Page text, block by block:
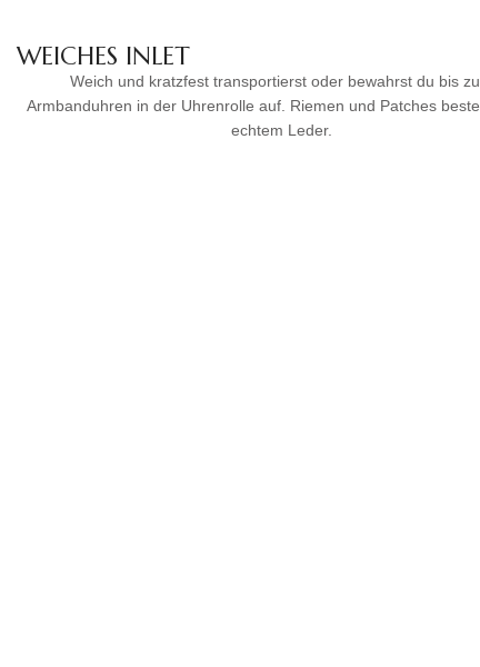
WEICHES INLET
Weich und kratzfest transportierst oder bewahrst du bis
Armbanduhren in der Uhrenrolle auf. Riemen und Patches
echtem Leder.